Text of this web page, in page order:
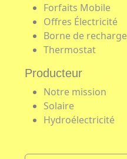
Forfaits Mobile
Offres Électricité
Borne de recharge
Thermostat
Producteur
Notre mission
Solaire
Hydroélectricité